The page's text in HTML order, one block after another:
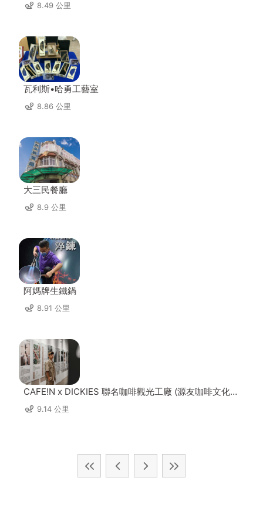
8.49 公里
瓦利斯•哈勇工藝室
8.86 公里
大三民餐廳
8.9 公里
阿媽牌生鐵鍋
8.91 公里
CAFE!N x DICKIES 聯名咖啡觀光工廠 (源友咖啡文化園
區) 9.14 公里